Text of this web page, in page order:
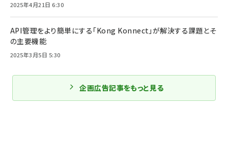
2025年4月21日 6:30
API管理をより簡単にする「Kong Konnect」が解決する課題とそ
の主要機能
2025年3月5日 5:30
企画広告記事をもっと見る